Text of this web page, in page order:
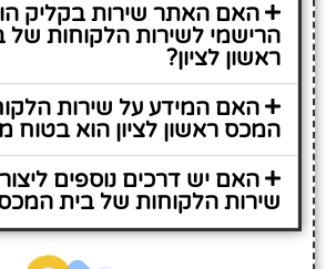
האם האתר שירות בקליק
הרישמי לשירות הלקוחות
ראשון לציון?
האם המידע על שירות
המכס ראשון לציון הוא בטוח
האם יש דרכים נוספים
שירות הלקוחות של בית המכס